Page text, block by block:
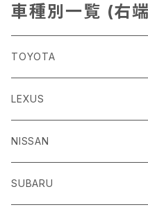
車種別一覧 (右
TOYOTA
86
H24/4～R3/8 ZN6
GR86
R3/10～ ZN8
ｂＢ
LEXUS
ＣＴ
H23/1～R4/11
ＥＳ
NISSAN
ＡＤ
SUBARU